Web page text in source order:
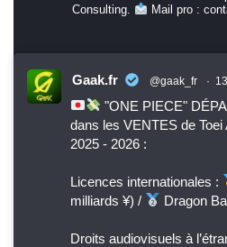
Consulting.
Mail pro :
Gaak.fr @gaak_fr ·
"ONE PIECE"
dans les VENTES de
2025 - 2026 :
Licences internationales :
milliards ¥) /
Dragon
Droits audiovisuels à